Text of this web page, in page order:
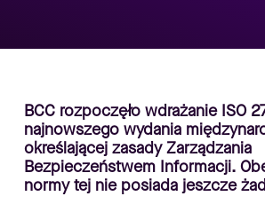
BCC rozpoczęło wdrażanie ISO
najnowszego wydania
określającej zasady Zarządzania
Bezpieczeństwem Informacji.
normy tej nie posiada jeszcze